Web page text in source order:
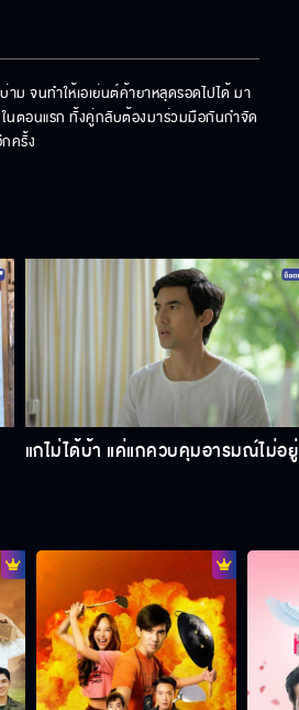
ม จนทำให้เอเย่นต์ค้ายาหลุดรอดไปได้ มา
ในตอนแรก ทั้งคู่กลับต้องมาร่วมมือกันกำจัด
ครั้ง
แกไม่ได้บ้า แค่แกควบคุมอารมณ์ไม่อยู่